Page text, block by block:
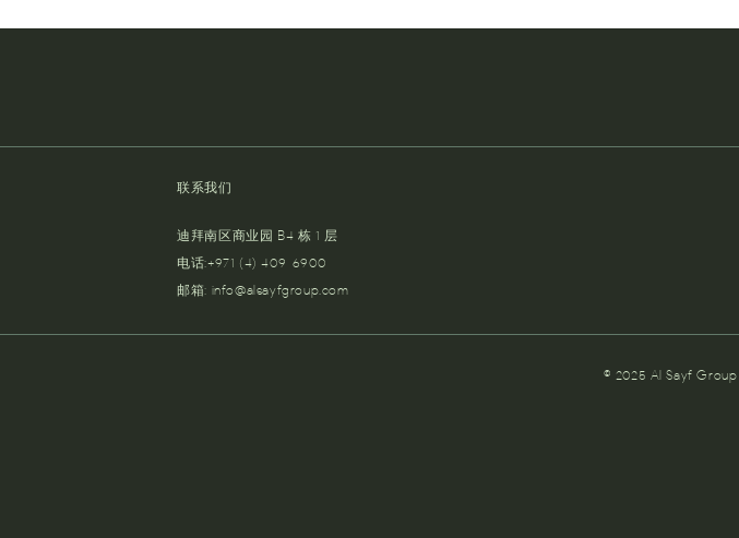
联系我们
迪拜南区商业园 B4 栋 1 层
电话:+971 (4) 409-6900
邮箱: info@alsayfgroup.com
© 2025 Al Sayf Group